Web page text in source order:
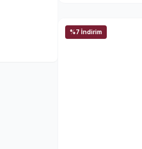
%7 İndirim